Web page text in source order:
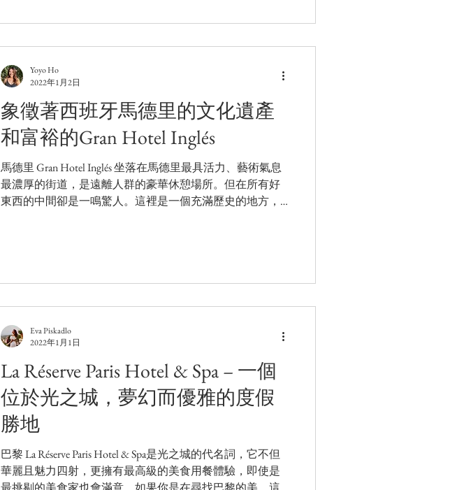
象徵著西班牙馬德里的文化遺產
和富裕的Gran Hotel Inglés
馬德里 Gran Hotel Inglés 坐落在馬德里最具活力、藝術氣息
最濃厚的街道，是遠離人群的豪華休憩場所。但在所有好
東西的中間卻是一鳴驚人。這裡是一個充滿歷史的地方，
Yoyo Ho
2022年1月2日
La Réserve Paris Hotel & Spa – 一個
位於光之城，夢幻而優雅的度假
勝地
巴黎 La Réserve Paris Hotel & Spa是光之城的代名詞，它不但
華麗且魅力四射，更擁有最高級的美食用餐體驗，即使是
Eva Piskadlo
2022年1月1日